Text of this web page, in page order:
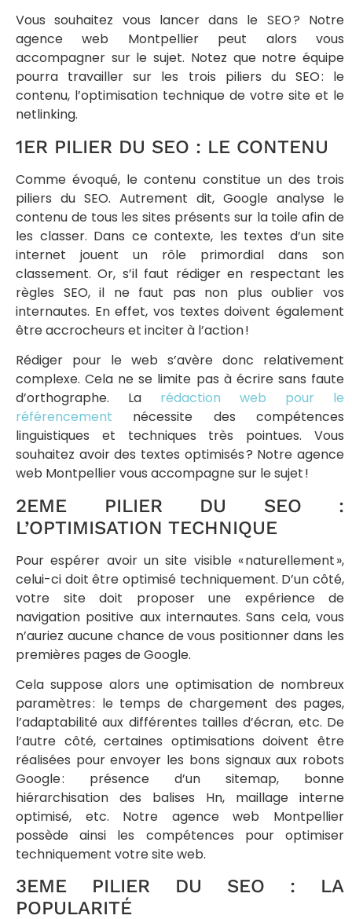
Vous souhaitez vous lancer dans le SEO ? Notre
agence web Montpellier peut alors vous
accompagner sur le sujet. Notez que notre équipe
pourra travailler sur les trois piliers du SEO : le
contenu, l’optimisation technique de votre site et le
netlinking.
1ER PILIER DU SEO : LE CONTENU
Comme évoqué, le contenu constitue un des trois
piliers du SEO. Autrement dit, Google analyse le
contenu de tous les sites présents sur la toile afin de
les classer. Dans ce contexte, les textes d’un site
internet jouent un rôle primordial dans son
classement. Or, s’il faut rédiger en respectant les
règles SEO, il ne faut pas non plus oublier vos
internautes. En effet, vos textes doivent également
être accrocheurs et inciter à l’action !
Rédiger pour le web s’avère donc relativement
complexe. Cela ne se limite pas à écrire sans faute
d’orthographe. La rédaction web pour le
référencement nécessite des compétences
linguistiques et techniques très pointues. Vous
souhaitez avoir des textes optimisés ? Notre agence
web Montpellier vous accompagne sur le sujet !
2EME PILIER DU SEO :
L’OPTIMISATION TECHNIQUE
Pour espérer avoir un site visible « naturellement »,
celui-ci doit être optimisé techniquement. D’un côté,
votre site doit proposer une expérience de
navigation positive aux internautes. Sans cela, vous
n’auriez aucune chance de vous positionner dans les
premières pages de Google.
Cela suppose alors une optimisation de nombreux
paramètres : le temps de chargement des pages,
l’adaptabilité aux différentes tailles d’écran, etc. De
l’autre côté, certaines optimisations doivent être
réalisées pour envoyer les bons signaux aux robots
Google : présence d’un sitemap, bonne
hiérarchisation des balises Hn, maillage interne
optimisé, etc. Notre agence web Montpellier
possède ainsi les compétences pour optimiser
techniquement votre site web.
3EME PILIER DU SEO : LA
POPULARITÉ